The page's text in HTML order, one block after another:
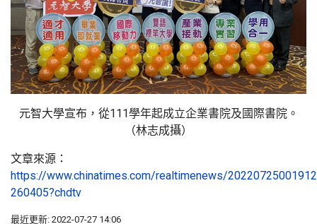
元智大學宣布，從111學年起成立企業書院及國際書院。
（林志成攝）
文章來源：
https://www.chinatimes.com/realtimenews/
260405?chdtv
最近更新: 2022-07-27 14:06